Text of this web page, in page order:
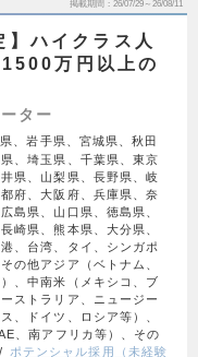
掲載期間 26/07/29～26/08/11
】ハイクラス人
万円以上の
ター
、岩手県、宮城県、秋田
、埼玉県、千葉県、東京
県、山梨県、長野県、岐
府、大阪府、兵庫県、奈
島県、山口県、徳島県、
崎県、熊本県、大分県、
、台湾、タイ、シンガポ
の他アジア（ベトナム、
、中南米（メキシコ、ブ
ストラリア、ニュージー
、ドイツ、ロシア等）、
、南アフリカ等）、その
ポテンシャル採用（未経験